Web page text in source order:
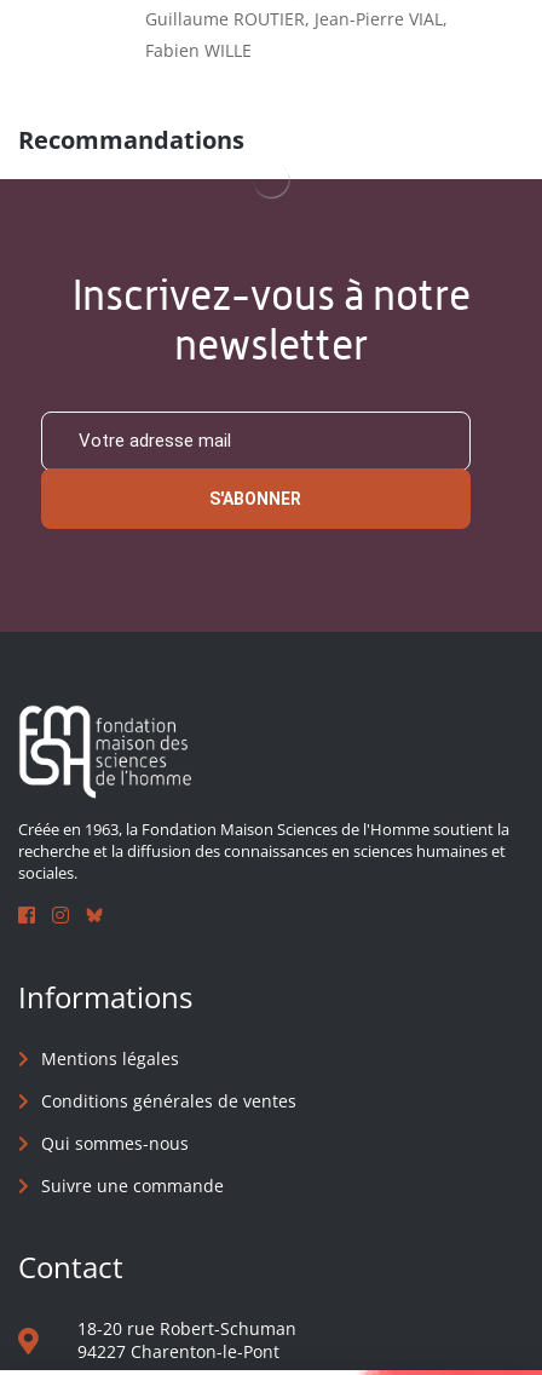
Guillaume ROUTIER, Jean-Pierre VIAL,
Fabien WILLE
Recommandations
Inscrivez-vous à notre
newsletter
S'ABONNER
Créée en 1963, la Fondation Maison Sciences de l'Homme soutient la
recherche et la diffusion des connaissances en sciences humaines et
sociales.
Informations
Mentions légales
Conditions générales de ventes
Qui sommes-nous
Suivre une commande
Contact
18-20 rue Robert-Schuman
94227 Charenton-le-Pont